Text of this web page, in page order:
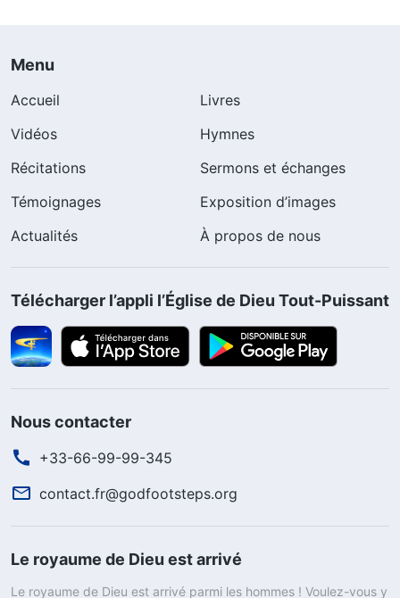
Menu
Accueil
Livres
Vidéos
Hymnes
Récitations
Sermons et échanges
Témoignages
Exposition d’images
Actualités
À propos de nous
Télécharger l’appli l’Église de Dieu Tout-Puissant
Nous contacter
+33-66-99-99-345
contact.fr@godfootsteps.org
Le royaume de Dieu est arrivé
Le royaume de Dieu est arrivé parmi les hommes ! Voulez-vous y